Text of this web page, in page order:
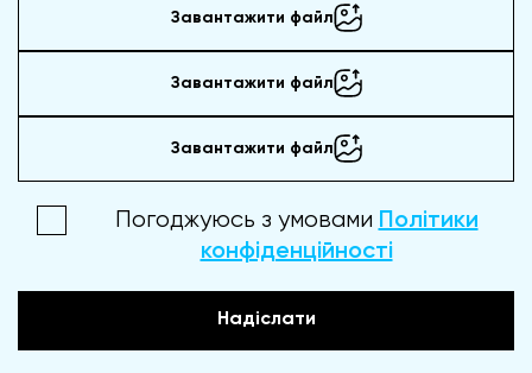
Завантажити файл
Завантажити файл
Завантажити файл
Погоджуюсь з умовами Політики
конфіденційності
Надіслати